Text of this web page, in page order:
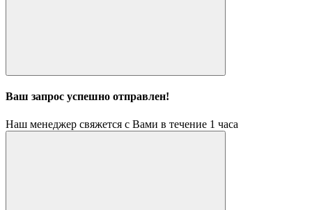
Ваш запрос успешно отправлен!
Наш менеджер свяжется с Вами в течение 1 часа